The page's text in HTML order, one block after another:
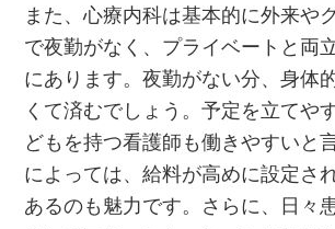
また、心療内科は基本的に外来や
で夜勤がなく、プライベートと両
にあります。夜勤がない分、身体
くて済むでしょう。予定を立てや
どもを持つ看護師も働きやすいと
によっては、給料が高めに設定さ
あるのも魅力です。さらに、日々